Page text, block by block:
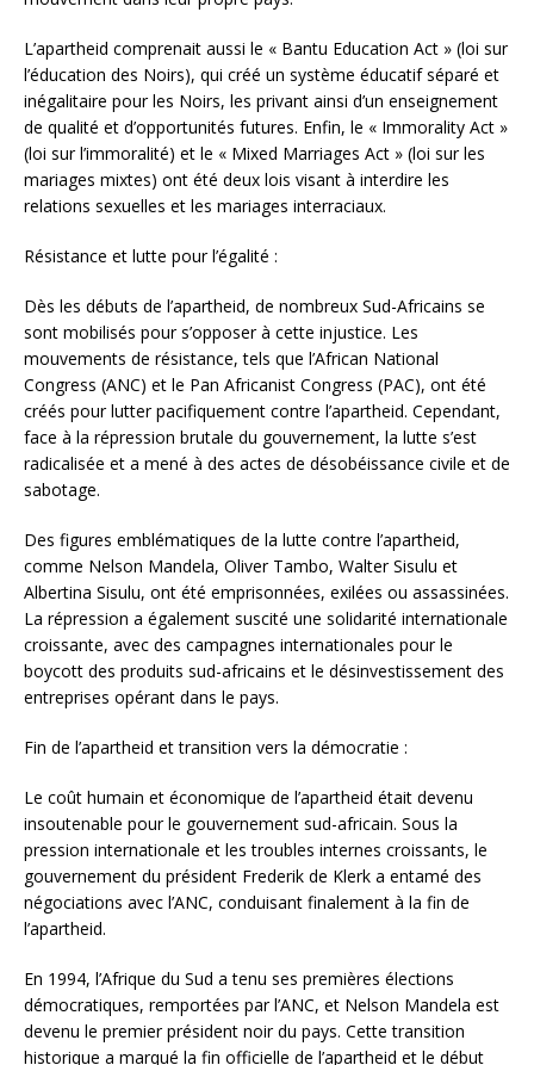
L’apartheid comprenait aussi le « Bantu Education Act » (loi sur
l’éducation des Noirs), qui créé un système éducatif séparé et
inégalitaire pour les Noirs, les privant ainsi d’un enseignement
de qualité et d’opportunités futures. Enfin, le « Immorality Act »
(loi sur l’immoralité) et le « Mixed Marriages Act » (loi sur les
mariages mixtes) ont été deux lois visant à interdire les
relations sexuelles et les mariages interraciaux.
Résistance et lutte pour l’égalité :
Dès les débuts de l’apartheid, de nombreux Sud-Africains se
sont mobilisés pour s’opposer à cette injustice. Les
mouvements de résistance, tels que l’African National
Congress (ANC) et le Pan Africanist Congress (PAC), ont été
créés pour lutter pacifiquement contre l’apartheid. Cependant,
face à la répression brutale du gouvernement, la lutte s’est
radicalisée et a mené à des actes de désobéissance civile et de
sabotage.
Des figures emblématiques de la lutte contre l’apartheid,
comme Nelson Mandela, Oliver Tambo, Walter Sisulu et
Albertina Sisulu, ont été emprisonnées, exilées ou assassinées.
La répression a également suscité une solidarité internationale
croissante, avec des campagnes internationales pour le
boycott des produits sud-africains et le désinvestissement des
entreprises opérant dans le pays.
Fin de l’apartheid et transition vers la démocratie :
Le coût humain et économique de l’apartheid était devenu
insoutenable pour le gouvernement sud-africain. Sous la
pression internationale et les troubles internes croissants, le
gouvernement du président Frederik de Klerk a entamé des
négociations avec l’ANC, conduisant finalement à la fin de
l’apartheid.
En 1994, l’Afrique du Sud a tenu ses premières élections
démocratiques, remportées par l’ANC, et Nelson Mandela est
devenu le premier président noir du pays. Cette transition
historique a marqué la fin officielle de l’apartheid et le début